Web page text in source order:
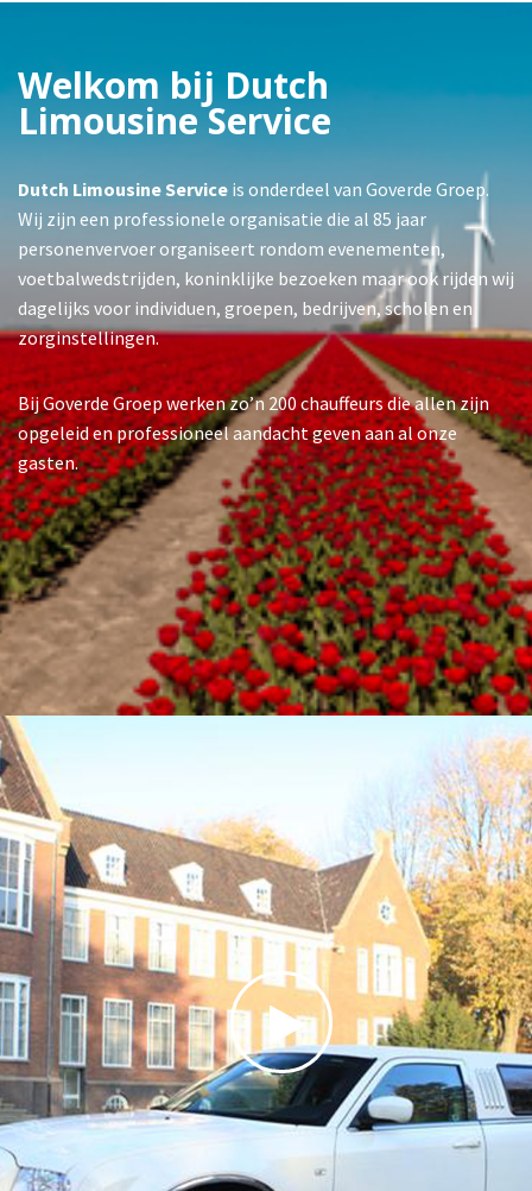
Welkom bij Dutch
Limousine Service
Dutch Limousine Service is onderdeel van Goverde Groep.
Wij zijn een professionele organisatie die al 85 jaar
personenvervoer organiseert rondom evenementen,
voetbalwedstrijden, koninklijke bezoeken maar ook rijden wij
dagelijks voor individuen, groepen, bedrijven, scholen en
zorginstellingen.
Bij Goverde Groep werken zo’n 200 chauffeurs die allen zijn
opgeleid en professioneel aandacht geven aan al onze
gasten.